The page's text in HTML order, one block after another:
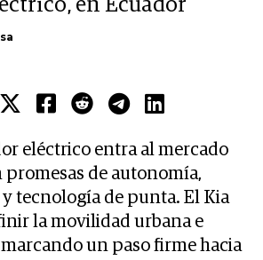
en Ecuador
eléctrico entra al mercado
de autonomía,
tecnología de punta. El Kia
la movilidad urbana e
un paso firme hacia